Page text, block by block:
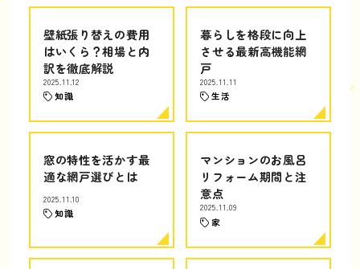
壁紙張り替えの費用
はいくら？相場と内
訳を徹底解説
2025.11.12
知識
暮らしを格段に向上
させる最新高機能網
戸
2025.11.11
生活
窓の特性を活かす最
適な網戸選びとは
2025.11.10
知識
マンションのお風呂
リフォーム期間と注
意点
2025.11.09
家